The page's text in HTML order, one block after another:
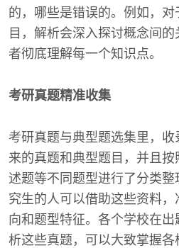
的，哪些是错误的。例如，
目，解析会深入探讨概念间
者彻底理解每一个知识点。
考研真题精准收集
考研真题与典型题选集里，
来的真题和典型题目，并且
述题等不同题型进行了分类
究生的人可以借助这些资料
向和题型特征。各个学校在
析这些真题，可以大致掌握